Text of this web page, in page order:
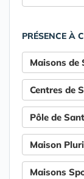
PRÉSENCE À
Maisons de
Centres de
Pôle de
Maison
Maisons